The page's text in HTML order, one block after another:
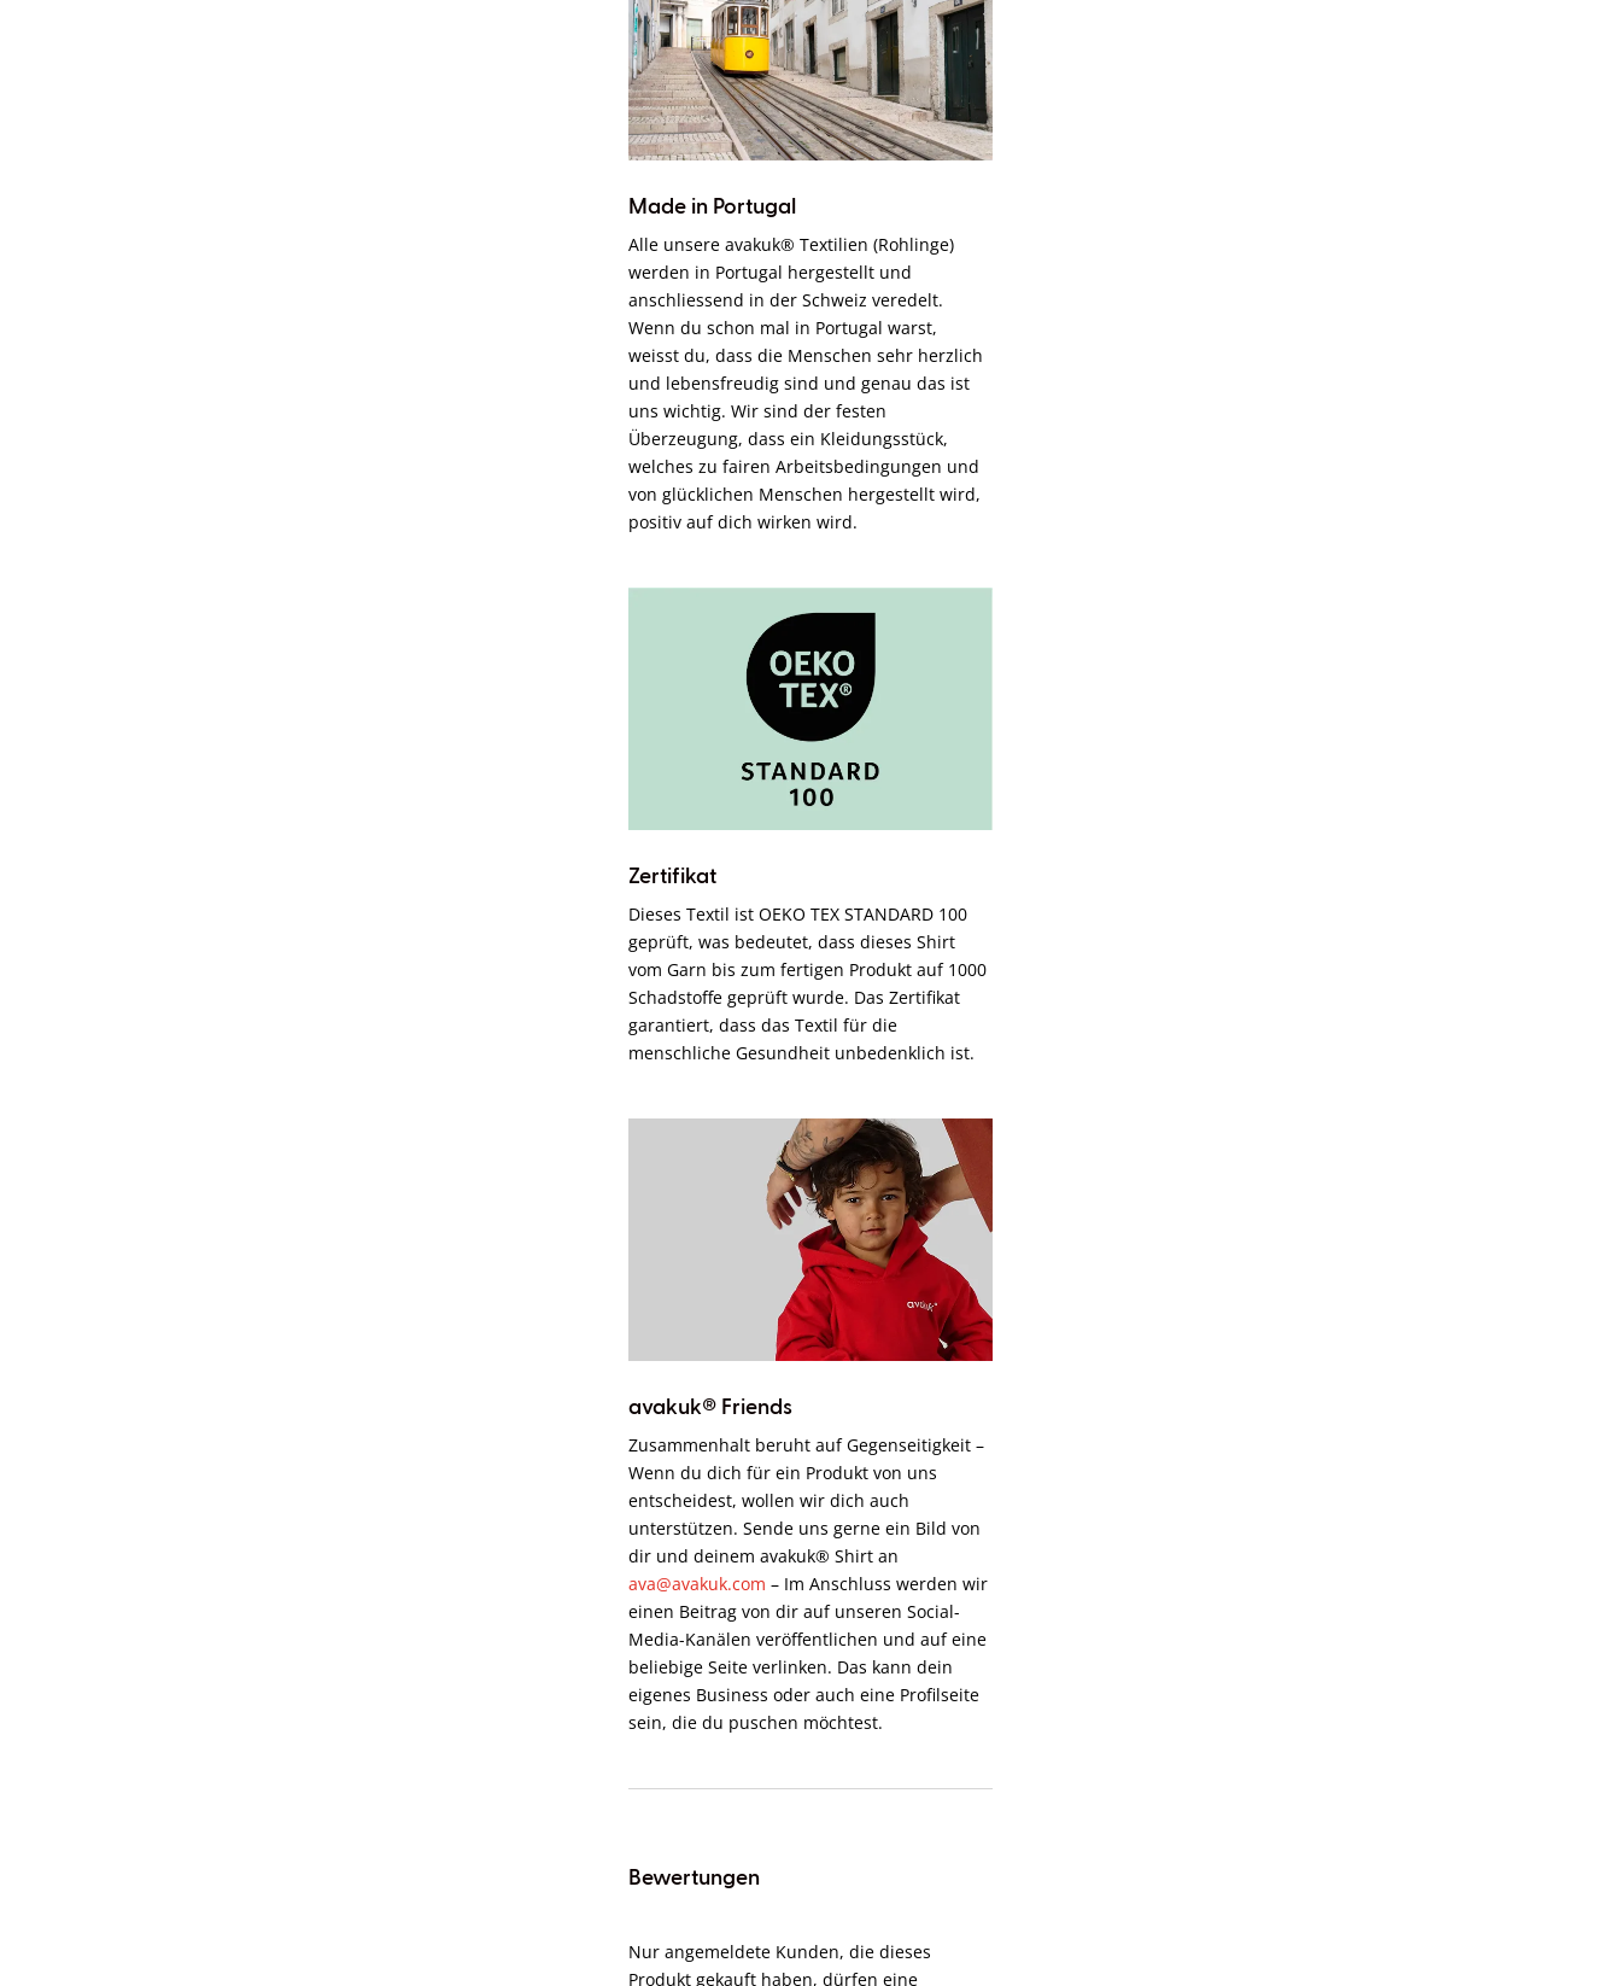
Made in Portugal
Alle unsere avakuk® Textilien (Rohlinge)
werden in Portugal hergestellt und
anschliessend in der Schweiz veredelt.
Wenn du schon mal in Portugal warst,
weisst du, dass die Menschen sehr herzlich
und lebensfreudig sind und genau das ist
uns wichtig. Wir sind der festen
Überzeugung, dass ein Kleidungsstück,
welches zu fairen Arbeitsbedingungen und
von glücklichen Menschen hergestellt wird,
positiv auf dich wirken wird.
Zertifikat
Dieses Textil ist OEKO TEX STANDARD 100
geprüft, was bedeutet, dass dieses Shirt
vom Garn bis zum fertigen Produkt auf 1000
Schadstoffe geprüft wurde. Das Zertifikat
garantiert, dass das Textil für die
menschliche Gesundheit unbedenklich ist.
avakuk® Friends
Zusammenhalt beruht auf Gegenseitigkeit –
Wenn du dich für ein Produkt von uns
entscheidest, wollen wir dich auch
unterstützen. Sende uns gerne ein Bild von
dir und deinem avakuk® Shirt an
ava@avakuk.com – Im Anschluss werden wir
einen Beitrag von dir auf unseren Social-
Media-Kanälen veröffentlichen und auf eine
beliebige Seite verlinken. Das kann dein
eigenes Business oder auch eine Profilseite
sein, die du puschen möchtest.
Bewertungen
Nur angemeldete Kunden, die dieses
Produkt gekauft haben, dürfen eine